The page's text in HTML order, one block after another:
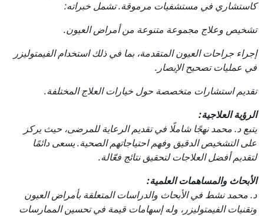
كاستشاري في مستشفيات مرموقة. تشمل خبراته:
تشخيص وعلاج مجموعة متنوعة من أمراض العيون.
إجراء جراحات العيون المتقدمة، بما في ذلك استخدام الفيمتوليزر
في عمليات تصحيح الإبصار.
تقديم استشارات متخصصة حول خيارات العلاج المختلفة.
الرؤية العلاجية:
يتبع د. محمد نهجًا شاملًا في تقديم الرعاية للمرضى، حيث يركز
على التشخيص الدقيق وفهم احتياجاتهم الصحية. يسعى دائمًا
لتقديم أفضل العلاجات لتحقيق نتائج فعّالة.
الأبحاث والمساهمات العلمية:
د. محمد نشط في الأبحاث والدراسات المتعلقة بأمراض العيون
وتقنيات الفيمتوليزر، وله إسهامات قيمة في تحسين الممارسات